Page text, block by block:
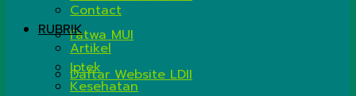
Fatwa MUI
Daftar Website LDII
Contact
RUBRIK
Artikel
Iptek
Kesehatan